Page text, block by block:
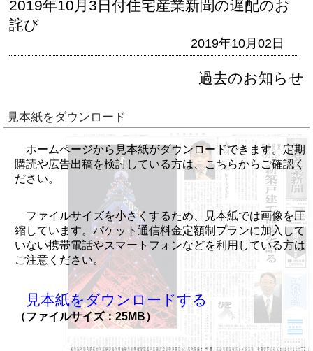
2019年10月3日付住宅産業新聞の遅配のお
詫び
2019年10月02日
過去のお知らせ
見本紙をダウンロード
ホームページから見本紙がダウンロードできます。定期
購読や広告出稿を検討している方は、こちらからご確認く
ださい。
ファイルサイズを小さくするため、見本紙では画像を圧
縮しています。パケット通信料金定額制プランに加入して
いない携帯電話やスマートフォンなどを利用している方は
ご注意ください。
見本紙をダウンロードする
（ファイルサイズ：25MB）